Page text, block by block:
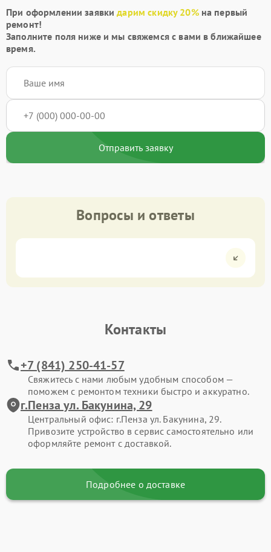
При оформлении заявкидарим скидку 20%на первый
ремонт!
Заполните поля ниже и мы свяжемся с вами в ближайшее
время.
Отправить заявку
Вопросы и ответы
Контакты
+7 (841) 250-41-57
Свяжитесь с нами любым удобным способом —
поможем с ремонтом техники быстро и аккуратно.
г.Пенза ул. Бакунина, 29
Центральный офис: г.Пенза ул. Бакунина, 29.
Привозите устройство в сервис самостоятельно или
оформляйте ремонт с доставкой.
Подробнее о доставке